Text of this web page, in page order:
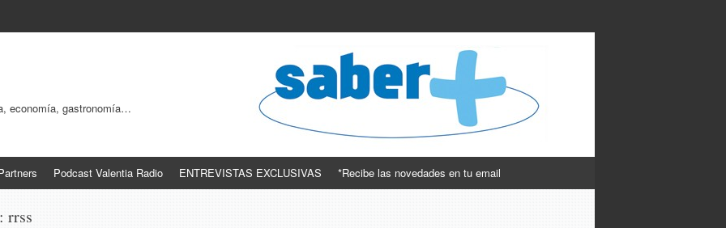
economía, gastronomía…
Podcast Valentia Radio ENTREVISTAS EXCLUSIVAS *Recibe las novedades en tu email
rrss